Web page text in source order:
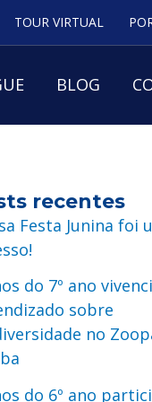
TOUR VIRTUAL
BLOG
recentes
Festa Junina foi
do 7º ano
sobre
no
do 6º ano